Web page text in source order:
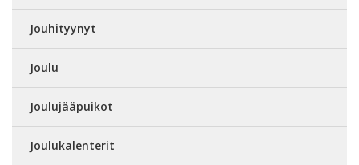
Jouhityynyt
Joulu
Joulujääpuikot
Joulukalenterit